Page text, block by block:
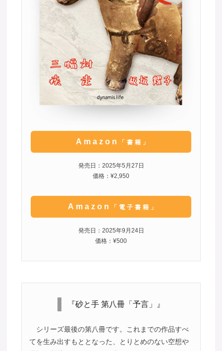
Amazon 「書籍」
発売日：2025年5月27日
価格：¥2,950
Amazon 「電子書籍」
発売日：2025年9月24日
価格：¥500
『砂と手 第八冊「予言」』
シリーズ最後の第八冊です。これまでの作品すべ
てを生み出すもととなった、とりとめのない空想や